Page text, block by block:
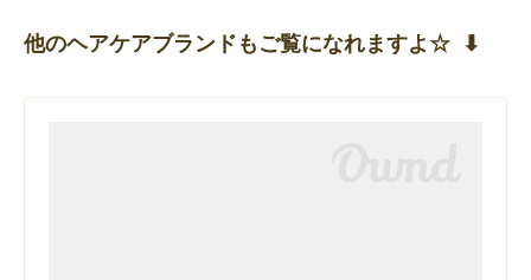
他のヘアケアブランドもご覧になれますよ☆ ⬇︎